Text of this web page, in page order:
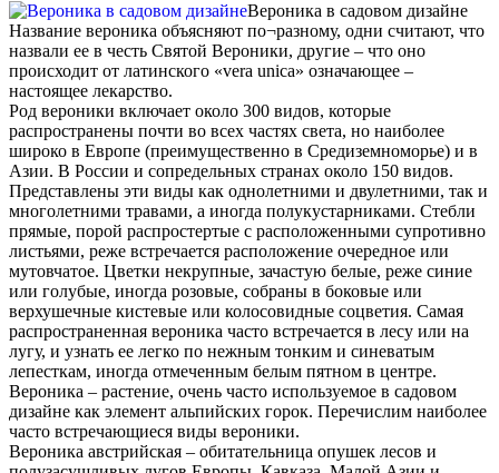
Вероника в садовом дизайне
Название вероника объясняют по¬разному, одни считают, что
назвали ее в честь Святой Вероники, другие – что оно
происходит от латинского «vera unica» означающее –
настоящее лекарство.
Род вероники включает около 300 видов, которые
распространены почти во всех частях света, но наиболее
широко в Европе (преимущественно в Средиземноморье) и в
Азии. В России и сопредельных странах около 150 видов.
Представлены эти виды как однолетними и двулетними, так и
многолетними травами, а иногда полукустарниками. Стебли
прямые, порой распростертые с расположенными супротивно
листьями, реже встречается расположение очередное или
мутовчатое. Цветки некрупные, зачастую белые, реже синие
или голубые, иногда розовые, собраны в боковые или
верхушечные кистевые или колосовидные соцветия. Самая
распространенная вероника часто встречается в лесу или на
лугу, и узнать ее легко по нежным тонким и синеватым
лепесткам, иногда отмеченным белым пятном в центре.
Вероника – растение, очень часто используемое в садовом
дизайне как элемент альпийских горок. Перечислим наиболее
часто встречающиеся виды вероники.
Вероника австрийская – обитательница опушек лесов и